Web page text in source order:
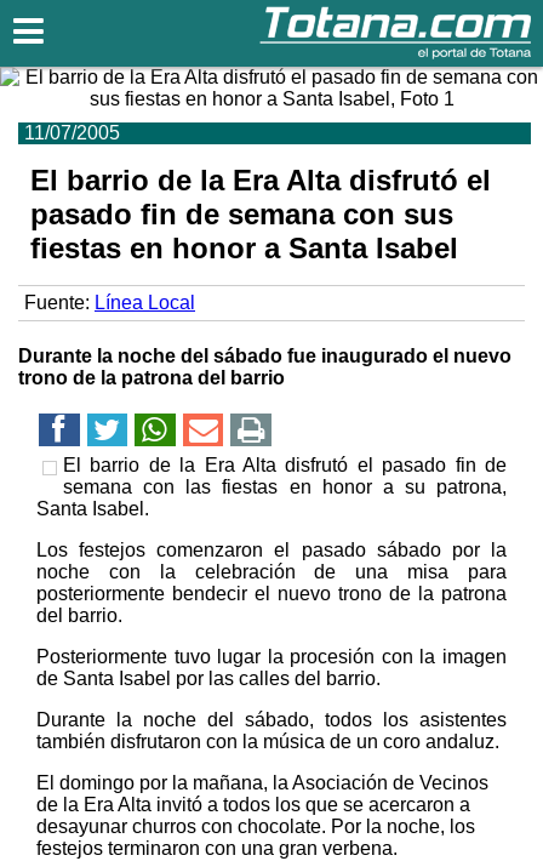
11/07/2005
El barrio de la Era Alta disfrutó el
pasado fin de semana con sus
fiestas en honor a Santa Isabel
Fuente: Línea Local
Durante la noche del sábado fue inaugurado el nuevo
trono de la patrona del barrio
El barrio de la Era Alta disfrutó el pasado fin de
semana con las fiestas en honor a su patrona,
Santa Isabel.
Los festejos comenzaron el pasado sábado por la
noche con la celebración de una misa para
posteriormente bendecir el nuevo trono de la patrona
del barrio.
Posteriormente tuvo lugar la procesión con la imagen
de Santa Isabel por las calles del barrio.
Durante la noche del sábado, todos los asistentes
también disfrutaron con la música de un coro andaluz.
El domingo por la mañana, la Asociación de Vecinos
de la Era Alta invitó a todos los que se acercaron a
desayunar churros con chocolate. Por la noche, los
festejos terminaron con una gran verbena.